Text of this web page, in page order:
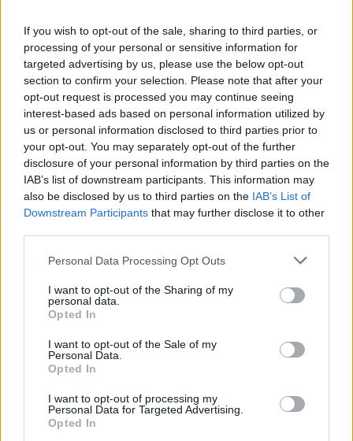
If you wish to opt-out of the sale, sharing to third parties, or
processing of your personal or sensitive information for
targeted advertising by us, please use the below opt-out
section to confirm your selection. Please note that after your
opt-out request is processed you may continue seeing
interest-based ads based on personal information utilized by
us or personal information disclosed to third parties prior to
your opt-out. You may separately opt-out of the further
disclosure of your personal information by third parties on the
IAB’s list of downstream participants. This information may
also be disclosed by us to third parties on the IAB’s List of
Downstream Participants that may further disclose it to other
Please note that this website/app uses one or more Google
not limited to your visit or usage behaviour. You may click to
grant or deny consent to Google and its third-party tags to
use your data for below specified purposes in below Google
consent section.
Personal Data Processing Opt Outs
I want to opt-out of the Sharing of my
personal data.
Opted In
I want to opt-out of the Sale of my
Personal Data.
Opted In
I want to opt-out of processing my
Personal Data for Targeted Advertising.
Opted In
ΝΕΑ
Τι έπαθε ο οδηγός που κινούνταν με 208
χλμ./ώρα στα Μέγαρα;
Πόσες κάμερες για «κόκκινο»
τοποθέτησε η Περιφέρεια Αττικής;